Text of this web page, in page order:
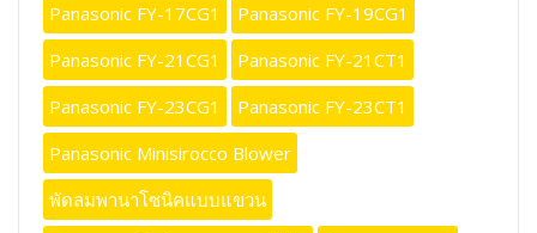
Panasonic FY-17CG1
Panasonic FY-19CG1
Panasonic FY-21CG1
Panasonic FY-21CT1
Panasonic FY-23CG1
Panasonic FY-23CT1
Panasonic Minisirocco Blower
พัดลมพานาโซนิคแบบแขวน